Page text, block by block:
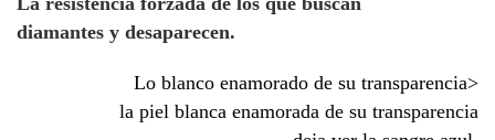
diamantes y desaparecen.
Lo blanco enamorado de su transparencia>
la piel blanca enamorada de su transparencia